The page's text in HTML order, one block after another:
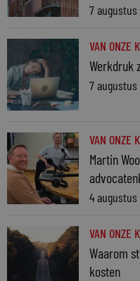
7 augustus
VAN ONZE
Werkdruk
7 augustus
VAN ONZE
Martin
4 augustus
VAN ONZE
Waarom
kosten